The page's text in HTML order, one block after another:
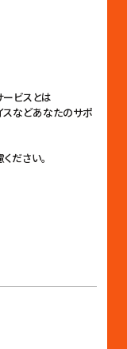
ビスとは
スなどあなたのサポ
ださい。